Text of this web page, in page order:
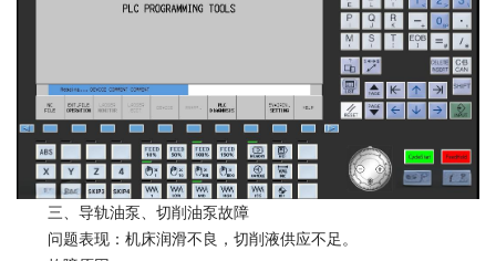
三、导轨油泵、切削油泵故障
问题表现：机床润滑不良，切削液供应不足。